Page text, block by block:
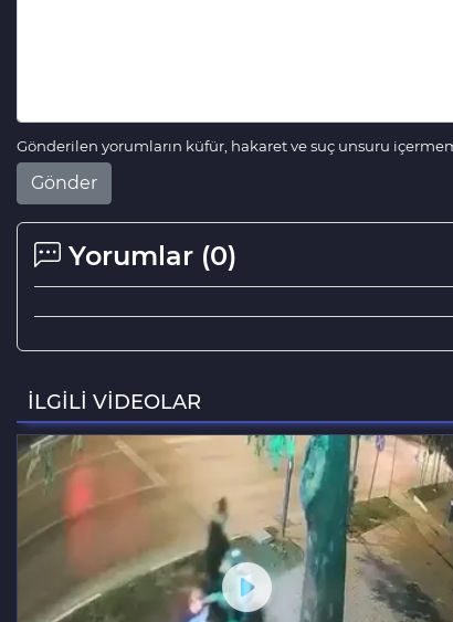
Gönderilen yorumların küfür, hakaret ve suç unsuru
Gönder
Yorumlar (0)
İLGİLİ VİDEOLAR